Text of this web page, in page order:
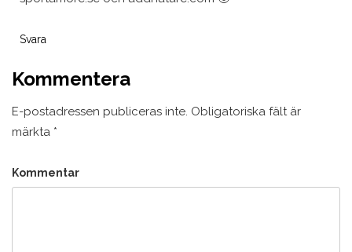
Svara
Kommentera
E-postadressen publiceras inte. Obligatoriska fält är
märkta *
Kommentar